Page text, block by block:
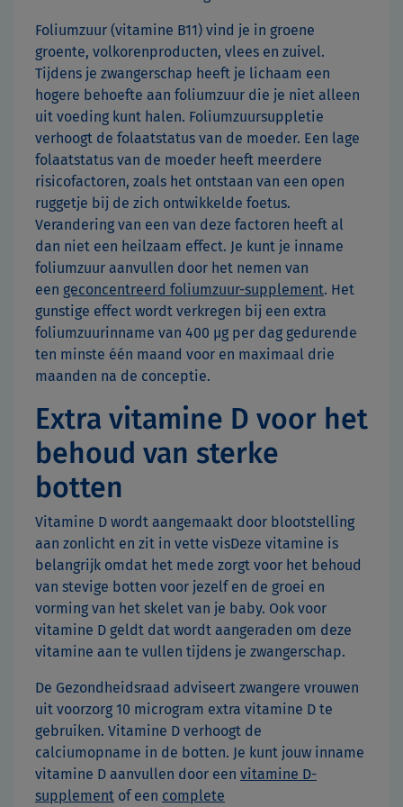
Foliumzuur (vitamine B11) vind je in groene
groente, volkorenproducten, vlees en zuivel.
Tijdens je zwangerschap heeft je lichaam een
hogere behoefte aan foliumzuur die je niet alleen
uit voeding kunt halen. Foliumzuursuppletie
verhoogt de folaatstatus van de moeder. Een lage
folaatstatus van de moeder heeft meerdere
risicofactoren, zoals het ontstaan van een open
ruggetje bij de zich ontwikkelde foetus.
Verandering van een van deze factoren heeft al
dan niet een heilzaam effect. Je kunt je inname
foliumzuur aanvullen door het nemen van
een geconcentreerd foliumzuur-supplement. Het
gunstige effect wordt verkregen bij een extra
foliumzuurinname van 400 μg per dag gedurende
ten minste één maand voor en maximaal drie
maanden na de conceptie.
Extra vitamine D voor het
behoud van sterke
botten
Vitamine D wordt aangemaakt door blootstelling
aan zonlicht en zit in vette visDeze vitamine is
belangrijk omdat het mede zorgt voor het behoud
van stevige botten voor jezelf en de groei en
vorming van het skelet van je baby. Ook voor
vitamine D geldt dat wordt aangeraden om deze
vitamine aan te vullen tijdens je zwangerschap.
De Gezondheidsraad adviseert zwangere vrouwen
uit voorzorg 10 microgram extra vitamine D te
gebruiken. Vitamine D verhoogt de
calciumopname in de botten. Je kunt jouw inname
vitamine D aanvullen door een vitamine D-
supplement of een complete